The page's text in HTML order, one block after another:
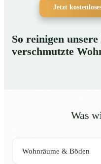
Jetzt
So reinigen
verschmutzte
Was
Wohnräume & Böden